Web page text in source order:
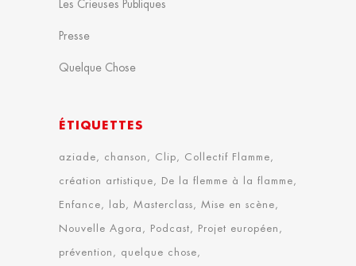
Les Crieuses Publiques
Presse
Quelque Chose
ÉTIQUETTES
aziade chanson Clip Collectif Flamme
création artistique De la flemme à la flamme
Enfance lab Masterclass Mise en scène
Nouvelle Agora Podcast Projet européen
prévention quelque chose